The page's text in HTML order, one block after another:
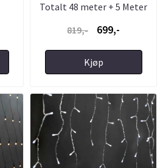
Totalt 48 meter + 5 Meter
819,- 699,-
Kjøp